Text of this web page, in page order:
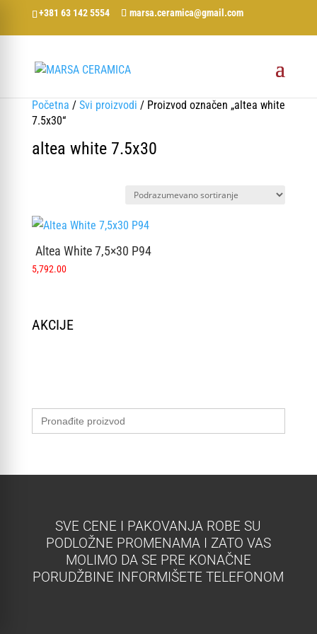
+381 63 142 5554 marsa.ceramica@gmail.com
Početna / Svi proizvodi / Proizvod označen „altea white
7.5x30“
altea white 7.5x30
Altea White 7,5×30 P94
5,792.00
AKCIJE
Search
for:
SVE CENE I PAKOVANJA ROBE SU
PODLOŽNE PROMENAMA I ZATO VAS
MOLIMO DA SE PRE KONAČNE
PORUDŽBINE INFORMIŠETE TELEFONOM